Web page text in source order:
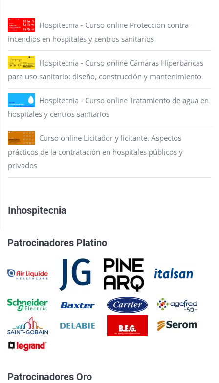
Hospitecnia - Curso online Protección contra
incendios en hospitales y centros sanitarios
Hospitecnia - Curso online Cámaras Hiperbáricas
para uso sanitario: diseño, construcción y mantenimiento
Hospitecnia - Curso online Tratamiento de agua en
hospitales y centros sanitarios
Curso online Licitador y licitante. Aspectos
prácticos de la contratación en hospitales públicos y
privados
Inhospitecnia
Patrocinadores Platino
Patrocinadores Oro